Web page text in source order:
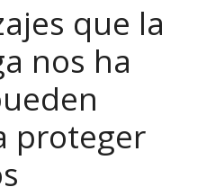
que la
nos ha
proteger